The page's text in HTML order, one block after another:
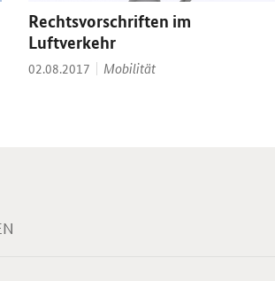
Rechtsvorschriften im
Luftverkehr
Datum:
02.08.2017 Thema:
Mobilität